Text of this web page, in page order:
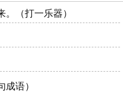
（打一乐器）
语）